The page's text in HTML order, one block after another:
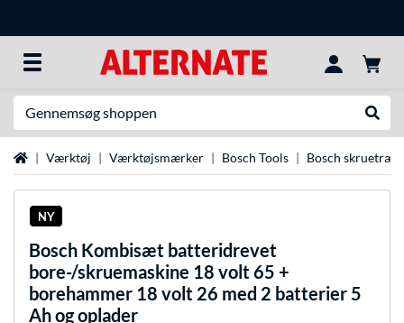
StartsideVærktøj Værktøjsmærker Bosch Tools Bosch
NY
Bosch Kombisæt batteridrevet
bore-/skruemaskine 18 volt 65 +
borehammer 18 volt 26 med 2 batterier 5
Ah og oplader